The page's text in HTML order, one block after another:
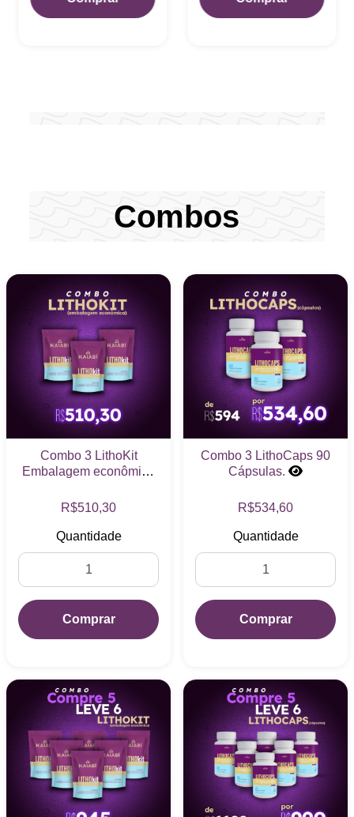
Combos
Combo 3 LithoKit
Embalagem econômica
R$510,30
Quantidade
Comprar
Combo 3 LithoCaps 90
Cápsulas.
R$534,60
Quantidade
Comprar